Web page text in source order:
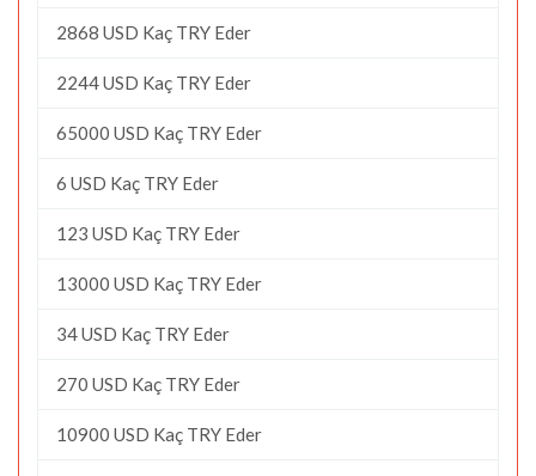
2868 USD Kaç TRY Eder
2244 USD Kaç TRY Eder
65000 USD Kaç TRY Eder
6 USD Kaç TRY Eder
123 USD Kaç TRY Eder
13000 USD Kaç TRY Eder
34 USD Kaç TRY Eder
270 USD Kaç TRY Eder
10900 USD Kaç TRY Eder